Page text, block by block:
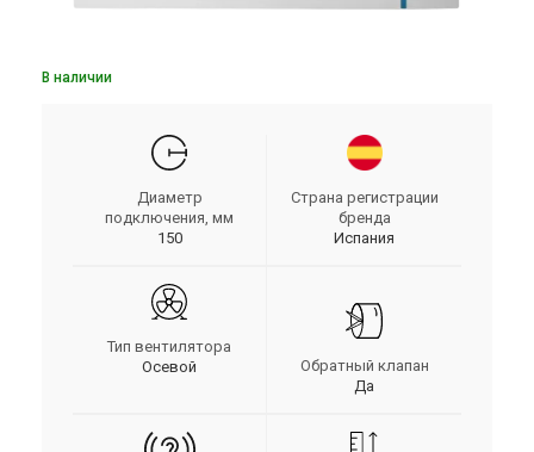
В наличии
Диаметр
подключения, мм
150
Страна регистрации
бренда
Испания
Тип вентилятора
Осевой
Обратный клапан
Да